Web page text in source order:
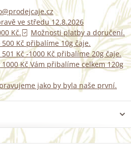
ve středu 12.8.2026
Kč.
Možnosti platby a doručení.
Kč přibalíme 10g čaje.
Kč -1000 Kč přibalíme 20g čaje.
Kč Vám přibalíme celkem 120g
jako by byla naše první.